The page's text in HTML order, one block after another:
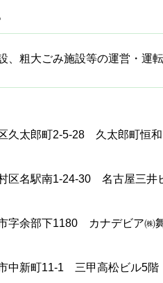
、粗大ごみ施設等の運営・運
久太郎町2-5-28 久太郎町恒
区名駅南1-24-30 名古屋三井
字余部下1180 カナデビア㈱
中新町11-1 三甲高松ビル5階